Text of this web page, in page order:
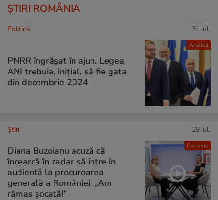
ȘTIRI ROMÂNIA
Analiză
Politică 31 iul.
PNRR îngrășat în ajun. Legea
ANI trebuia, inițial, să fie gata
din decembrie 2024
Exclusiv
Ştiri 29 iul.
Diana Buzoianu acuză că
încearcă în zadar să intre în
audiență la procuroarea
generală a României: „Am
rămas șocată!”